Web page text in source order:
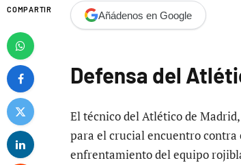
COMPARTIR Añádenos en Google
Defensa del
El técnico del Atlético de
para el crucial encuentro contra
enfrentamiento del equipo